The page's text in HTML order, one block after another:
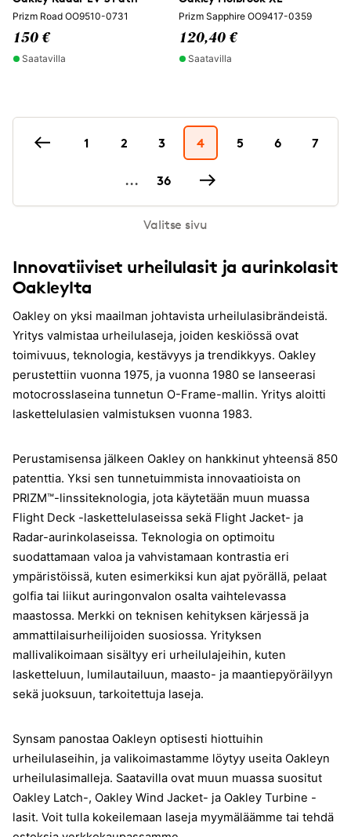
Prizm Road OO9510-0731
150 €
Saatavilla
Prizm Sapphire OO9417-0359
120,40 €
Saatavilla
1 2 3 4 5 6 7
... 36
Valitse sivu
Innovatiiviset urheilulasit ja aurinkolasit
Oakleylta
Oakley on yksi maailman johtavista urheilulasibrändeistä.
Yritys valmistaa urheilulaseja, joiden keskiössä ovat
toimivuus, teknologia, kestävyys ja trendikkyys. Oakley
perustettiin vuonna 1975, ja vuonna 1980 se lanseerasi
motocrosslaseina tunnetun O-Frame-mallin. Yritys aloitti
laskettelulasien valmistuksen vuonna 1983.
Perustamisensa jälkeen Oakley on hankkinut yhteensä 850
patenttia. Yksi sen tunnetuimmista innovaatioista on
PRIZM™-linssiteknologia, jota käytetään muun muassa
Flight Deck -laskettelulaseissa sekä Flight Jacket- ja
Radar-aurinkolaseissa. Teknologia on optimoitu
suodattamaan valoa ja vahvistamaan kontrastia eri
ympäristöissä, kuten esimerkiksi kun ajat pyörällä, pelaat
golfia tai liikut auringonvalon osalta vaihtelevassa
maastossa. Merkki on teknisen kehityksen kärjessä ja
ammattilaisurheilijoiden suosiossa. Yrityksen
mallivalikoimaan sisältyy eri urheilulajeihin, kuten
lasketteluun, lumilautailuun, maasto- ja maantiepyöräilyyn
sekä juoksuun, tarkoitettuja laseja.
Synsam panostaa Oakleyn optisesti hiottuihin
urheilulaseihin, ja valikoimastamme löytyy useita Oakleyn
urheilulasimalleja. Saatavilla ovat muun muassa suositut
Oakley Latch-, Oakley Wind Jacket- ja Oakley Turbine -
lasit. Voit tulla kokeilemaan laseja myymäläämme tai tehdä